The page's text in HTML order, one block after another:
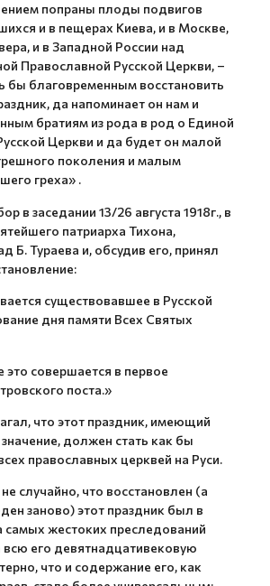
попраны плоды подвигов
и в пещерах Киева, и в Москве,
и в Западной России над
Православной Русской Церкви, –
бы благовременным восстановить
да напоминает он нам и
братиям из рода в род о Единой
Церкви и да будет он малой
поколения и малым
греха» .
в заседании 13/26 августа 1918г., в
патриарха Тихона,
Б. Тураева и, обсудив его, принял
существовавшее в Русской
дня памяти Всех Святых
это совершается в первое
поста.»
что этот праздник, имеющий
должен стать как бы
православных церквей на Руси.
случайно, что восстановлен (а
заново) этот праздник был в
самых жестоких преследований
всю его девятнадцативековую
что и содержание его, как